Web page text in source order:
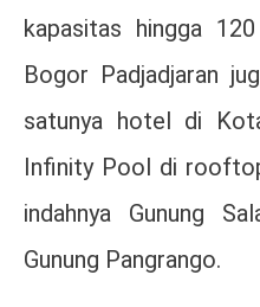
kapasitas hingga
Bogor Padjadjaran
satunya hotel di
Infinity Pool di
indahnya Gunung
Gunung Pangrango.